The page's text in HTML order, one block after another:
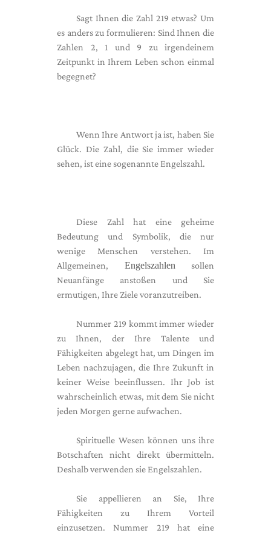
Sagt Ihnen die Zahl 219 etwas? Um
es anders zu formulieren: Sind Ihnen die
Zahlen 2, 1 und 9 zu irgendeinem
Zeitpunkt in Ihrem Leben schon einmal
begegnet?
Wenn Ihre Antwort ja ist, haben Sie
Glück. Die Zahl, die Sie immer wieder
sehen, ist eine sogenannte Engelszahl.
Diese Zahl hat eine geheime
Bedeutung und Symbolik, die nur
wenige Menschen verstehen. Im
Allgemeinen, Engelszahlen sollen
Neuanfänge anstoßen und Sie
ermutigen, Ihre Ziele voranzutreiben.
Nummer 219 kommt immer wieder
zu Ihnen, der Ihre Talente und
Fähigkeiten abgelegt hat, um Dingen im
Leben nachzujagen, die Ihre Zukunft in
keiner Weise beeinflussen. Ihr Job ist
wahrscheinlich etwas, mit dem Sie nicht
jeden Morgen gerne aufwachen.
Spirituelle Wesen können uns ihre
Botschaften nicht direkt übermitteln.
Deshalb verwenden sie Engelszahlen.
Sie appellieren an Sie, Ihre
Fähigkeiten zu Ihrem Vorteil
einzusetzen. Nummer 219 hat eine